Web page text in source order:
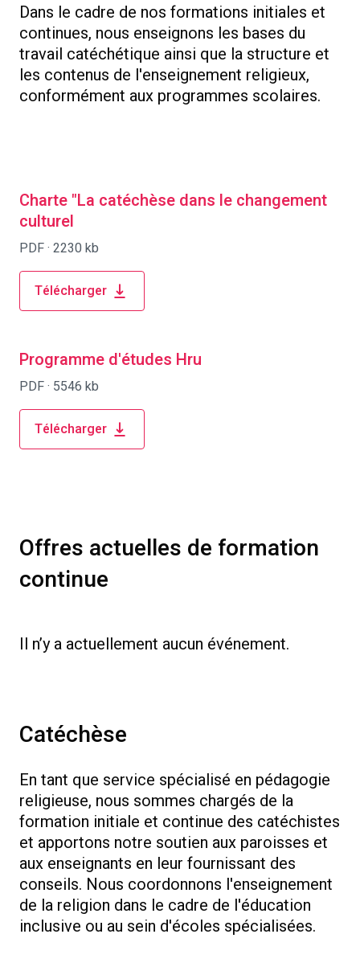
Dans le cadre de nos formations initiales et
continues, nous enseignons les bases du
travail catéchétique ainsi que la structure et
les contenus de l'enseignement religieux,
conformément aux programmes scolaires.
Charte "La catéchèse dans le changement
culturel
PDF · 2230 kb
Télécharger
Programme d'études Hru
PDF · 5546 kb
Télécharger
Offres actuelles de formation
continue
Il n’y a actuellement aucun événement.
Catéchèse
En tant que service spécialisé en pédagogie
religieuse, nous sommes chargés de la
formation initiale et continue des catéchistes
et apportons notre soutien aux paroisses et
aux enseignants en leur fournissant des
conseils. Nous coordonnons l'enseignement
de la religion dans le cadre de l'éducation
inclusive ou au sein d'écoles spécialisées.